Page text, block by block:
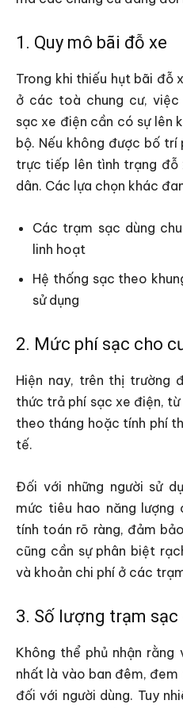
1. Quy mô bãi đỗ xe
Trong khi thiếu hụt bãi đỗ
ở các toà chung cư,
sạc xe điện cần có sự lên
bộ. Nếu không được bố
trực tiếp lên tình trạng
dân. Các lựa chọn khác
Các trạm sạc dùng
linh hoạt
Hệ thống sạc theo
sử dụng
2. Mức phí sạc cho
Hiện nay, trên thị trường
thức trả phí sạc xe điện,
theo tháng hoặc tính phí
tế.
Đối với những người sử
mức tiêu hao năng
tính toán rõ ràng, đảm
cũng cần sự phân biệt
và khoản chi phí ở các
3. Số lượng trạm sạc
Không thể phủ nhận
nhất là vào ban đêm,
đối với người dùng. Tuy